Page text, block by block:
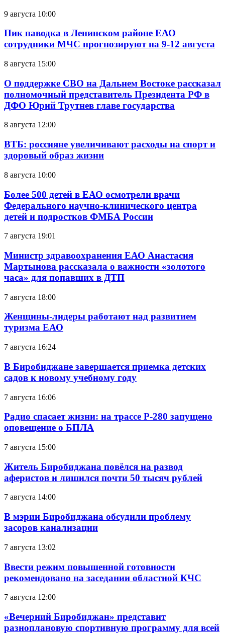
9 августа 10:00
Пик паводка в Ленинском районе ЕАО
сотрудники МЧС прогнозируют на 9-12 августа
8 августа 15:00
О поддержке СВО на Дальнем Востоке рассказал
полномочный представитель Президента РФ в
ДФО Юрий Трутнев главе государства
8 августа 12:00
ВТБ: россияне увеличивают расходы на спорт и
здоровый образ жизни
8 августа 10:00
Более 500 детей в ЕАО осмотрели врачи
Федерального научно-клинического центра
детей и подростков ФМБА России
7 августа 19:01
Министр здравоохранения ЕАО Анастасия
Мартынова рассказала о важности «золотого
часа» для попавших в ДТП
7 августа 18:00
Женщины-лидеры работают над развитием
туризма ЕАО
7 августа 16:24
В Биробиджане завершается приемка детских
садов к новому учебному году
7 августа 16:06
Радио спасает жизни: на трассе Р-280 запущено
оповещение о БПЛА
7 августа 15:00
Житель Биробиджана повёлся на развод
аферистов и лишился почти 50 тысяч рублей
7 августа 14:00
В мэрии Биробиджана обсудили проблему
засоров канализации
7 августа 13:02
Ввести режим повышенной готовности
рекомендовано на заседании областной КЧС
7 августа 12:00
«Вечерний Биробиджан» представит
разноплановую спортивную программу для всей